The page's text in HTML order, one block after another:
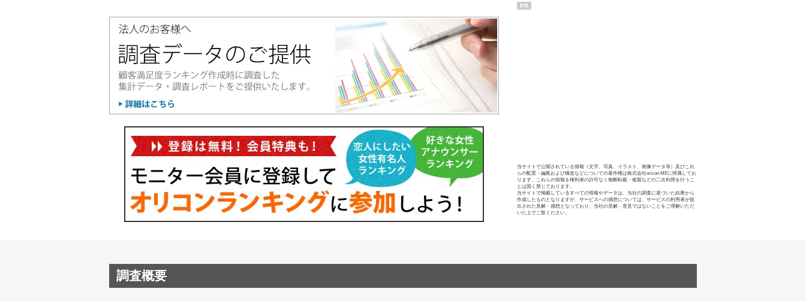
PR
当サイトで公開されている情報（文字、写真、イラスト、画像データ等）及びこれ
らの配置・編集および構造などについての著作権は株式会社oricon MEに帰属してお
ります。これらの情報を権利者の許可なく無断転載・複製などの二次利用を行うこ
とは固く禁じております。
当サイトで掲載しているすべての情報やデータは、当社の調査に基づいた結果から
作成したものとなりますが、サービスへの感想については、サービスの利用者が提
出された見解・感想となっており、当社の見解・意見ではないことをご理解いただ
いた上でご覧ください。
調査概要